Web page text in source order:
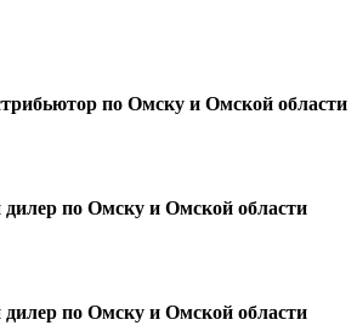
по Омску и Омской области
по Омску и Омской области
по Омску и Омской области